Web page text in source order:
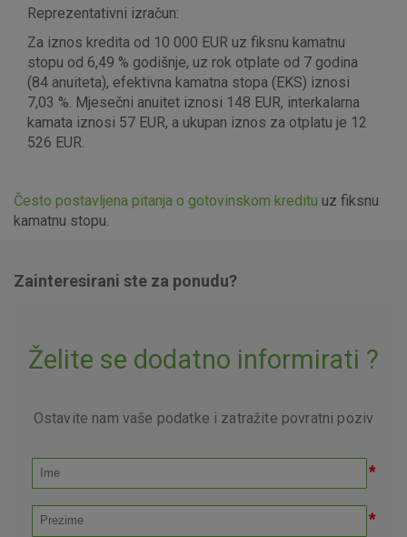
Reprezentativni izračun:
Za iznos kredita od 10 000 EUR uz fiksnu kamatnu
stopu od 6,49 % godišnje, uz rok otplate od 7 godina
(84 anuiteta), efektivna kamatna stopa (EKS) iznosi
7,03 %. Mjesečni anuitet iznosi 148 EUR, interkalarna
kamata iznosi 57 EUR, a ukupan iznos za otplatu je 12
526 EUR.
Često postavljena pitanja o gotovinskom kreditu uz fiksnu
kamatnu stopu.
Zainteresirani ste za ponudu?